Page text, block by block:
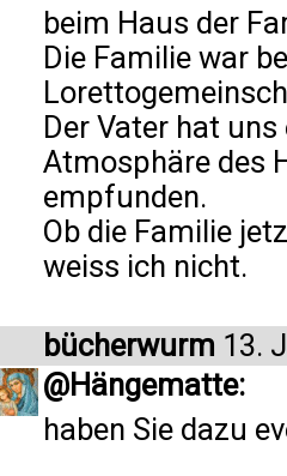
beim Haus der
Die Familie war
Der Vater hat
Atmosphäre des
empfunden.
Ob die Familie
weiss ich nicht.
bücherwurm 13.
@Hängematte:
haben Sie dazu